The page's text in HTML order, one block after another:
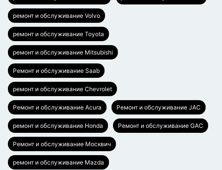
ремонт и обслуживание Volvo
ремонт и обслуживание Toyota
ремонт и обслуживание Mitsubishi
Ремонт и обслуживание Saab
ремонт и обслуживание Chevrolet
Ремонт и обслуживание Acura Ремонт и обслуживание JAC
ремонт и обслуживание Honda Ремонт и обслуживание GAC
Ремонт и обслуживание Москвич
ремонт и обслуживание Mazda